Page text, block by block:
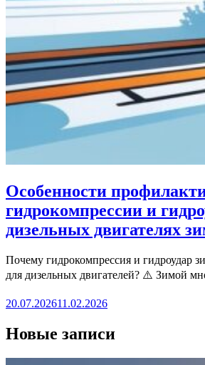
Особенности
гидрокомпрессии и
дизельных двигателях
Почему гидрокомпрессия и гидроудар
для дизельных двигателей? ⚠️ Зимой
20.07.202611.02.2026
Новые записи